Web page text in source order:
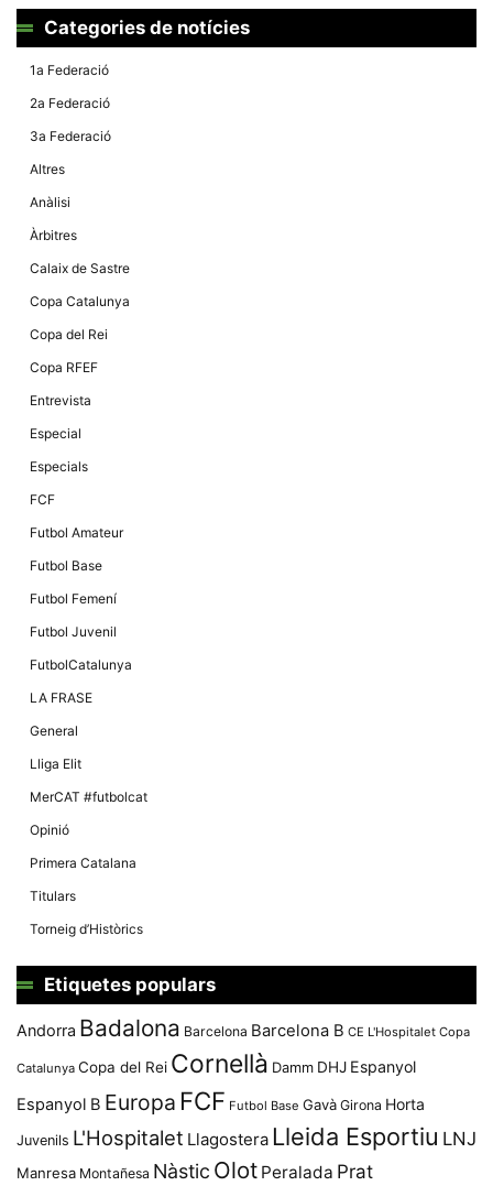
Categories de notícies
1a Federació
2a Federació
3a Federació
Altres
Anàlisi
Àrbitres
Calaix de Sastre
Copa Catalunya
Copa del Rei
Copa RFEF
Entrevista
Especial
Especials
FCF
Futbol Amateur
Futbol Base
Futbol Femení
Futbol Juvenil
FutbolCatalunya
LA FRASE
General
Lliga Elit
MerCAT #futbolcat
Opinió
Primera Catalana
Titulars
Torneig d’Històrics
Etiquetes populars
Andorra Badalona Barcelona Barcelona B CE L'Hospitalet Copa
Catalunya Copa del Rei Cornellà Damm DHJ Espanyol
Espanyol B Europa FCF Futbol Base Gavà Girona Horta
Juvenils L'Hospitalet Llagostera Lleida Esportiu LNJ
Manresa Montañesa Nàstic Olot Peralada Prat
d'usuari